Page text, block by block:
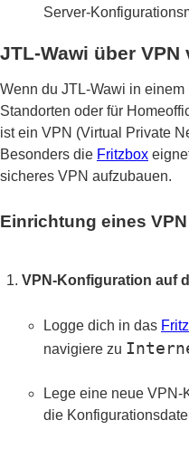
Server-
JTL-Wawi über VPN
Wenn du JTL-Wawi in
Standorten oder für
ist ein VPN (Virtual Private
Besonders die Fritzbox
sicheres VPN aufzubauen.
Einrichtung eines
VPN-Konfiguration auf
Logge dich in das
navigiere zu
Lege eine neue VPN-
die